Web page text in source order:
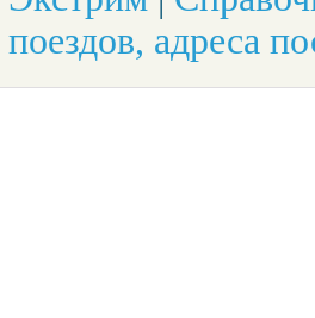
поездов, адреса